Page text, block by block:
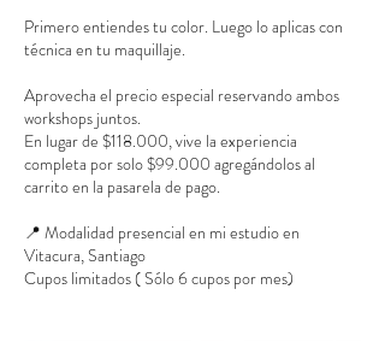
Primero entiendes tu color. Luego lo aplicas con
técnica en tu maquillaje.
Aprovecha el precio especial reservando ambos
workshops juntos.
En lugar de $118.000, vive la experiencia
completa por solo $99.000 agregándolos al
carrito en la pasarela de pago.
📍 Modalidad presencial en mi estudio en
Vitacura, Santiago
Cupos limitados ( Sólo 6 cupos por mes)